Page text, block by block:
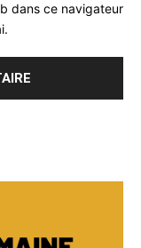
dans ce navigateur